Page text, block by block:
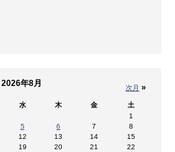
次月 »
2026年8月
水 木 金
土
1
5 6 7
8
12 13 14
15
19 20 21
22